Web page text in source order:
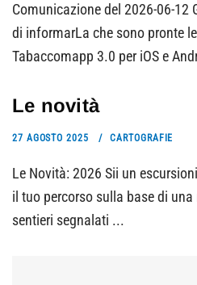
Comunicazione del 2026-06-12
di informarLa che sono pronte
Tabaccomapp 3.0 per iOS e
Le novità
27 AGOSTO 2025 CARTOGRAFIE
Le Novità: 2026 Sii un
il tuo percorso sulla base di
sentieri segnalati ...